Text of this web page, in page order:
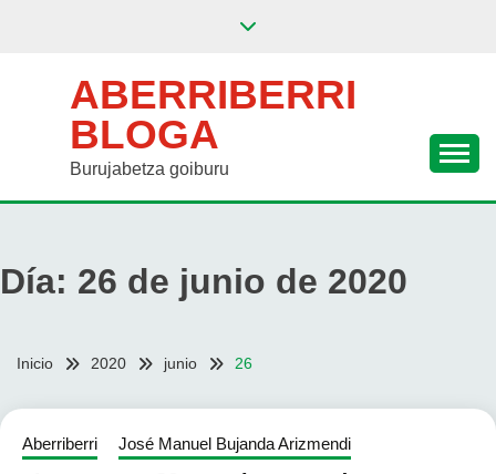
ABERRIBERRI
BLOGA
Burujabetza goiburu
Día: 26 de junio de 2020
Inicio 2020 junio 26
Aberriberri José Manuel Bujanda Arizmendi